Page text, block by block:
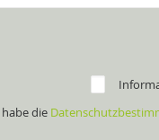
die